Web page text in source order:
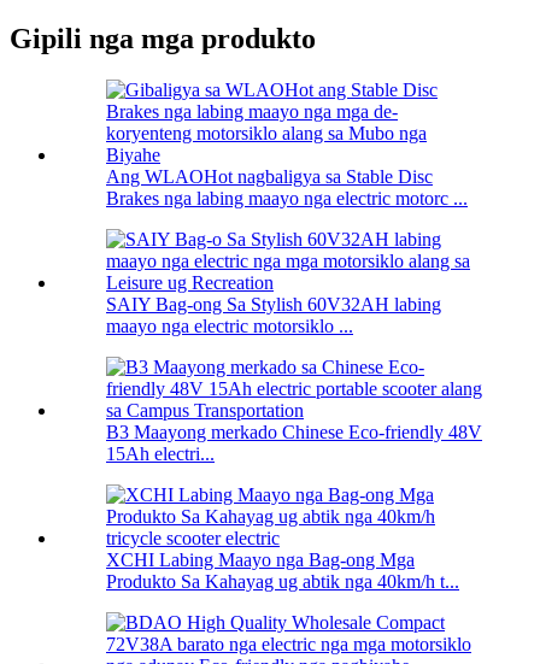
Gipili nga mga produkto
Ang WLAOHot nagbaligya sa Stable Disc
Brakes nga labing maayo nga electric motorc ...
SAIY Bag-ong Sa Stylish 60V32AH labing
maayo nga electric motorsiklo ...
B3 Maayong merkado Chinese Eco-friendly 48V
15Ah electri...
XCHI Labing Maayo nga Bag-ong Mga
Produkto Sa Kahayag ug abtik nga 40km/h t...